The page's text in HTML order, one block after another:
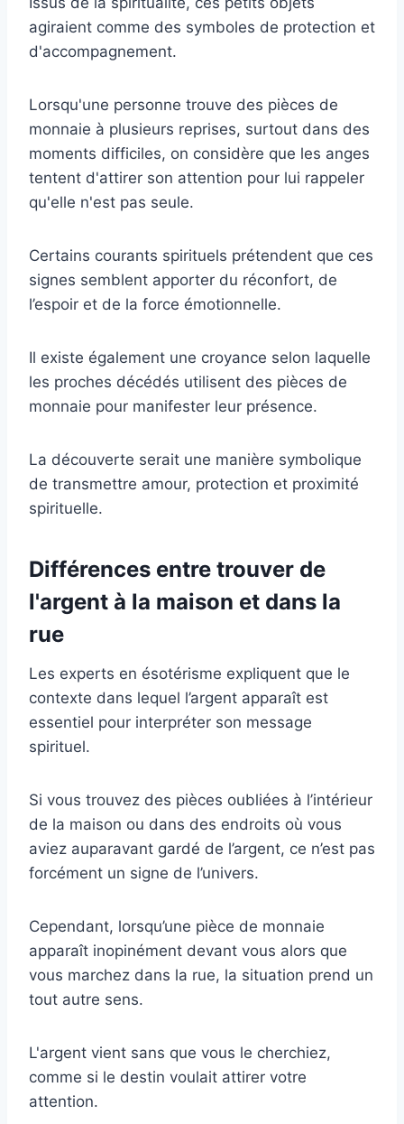
agiraient comme des symboles de protection et
d'accompagnement.
Lorsqu'une personne trouve des pièces de
monnaie à plusieurs reprises, surtout dans des
moments difficiles, on considère que les anges
tentent d'attirer son attention pour lui rappeler
qu'elle n'est pas seule.
Certains courants spirituels prétendent que ces
signes semblent apporter du réconfort, de
l’espoir et de la force émotionnelle.
Il existe également une croyance selon laquelle
les proches décédés utilisent des pièces de
monnaie pour manifester leur présence.
La découverte serait une manière symbolique
de transmettre amour, protection et proximité
spirituelle.
Différences entre trouver de
l'argent à la maison et dans la
rue
Les experts en ésotérisme expliquent que le
contexte dans lequel l’argent apparaît est
essentiel pour interpréter son message
spirituel.
Si vous trouvez des pièces oubliées à l’intérieur
de la maison ou dans des endroits où vous
aviez auparavant gardé de l’argent, ce n’est pas
forcément un signe de l’univers.
Cependant, lorsqu’une pièce de monnaie
apparaît inopinément devant vous alors que
vous marchez dans la rue, la situation prend un
tout autre sens.
L'argent vient sans que vous le cherchiez,
comme si le destin voulait attirer votre
attention.